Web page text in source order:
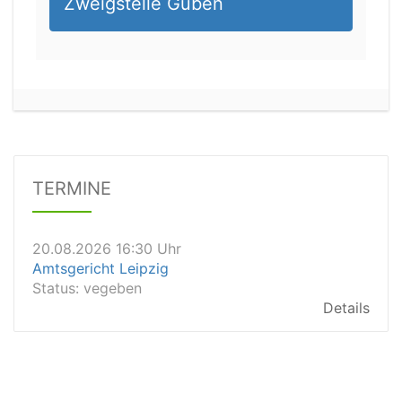
TERMINE
Status: offen
Dauer: 30
20.08.2026 16:30 Uhr
Amtsgericht Leipzig
Status: vegeben
Details